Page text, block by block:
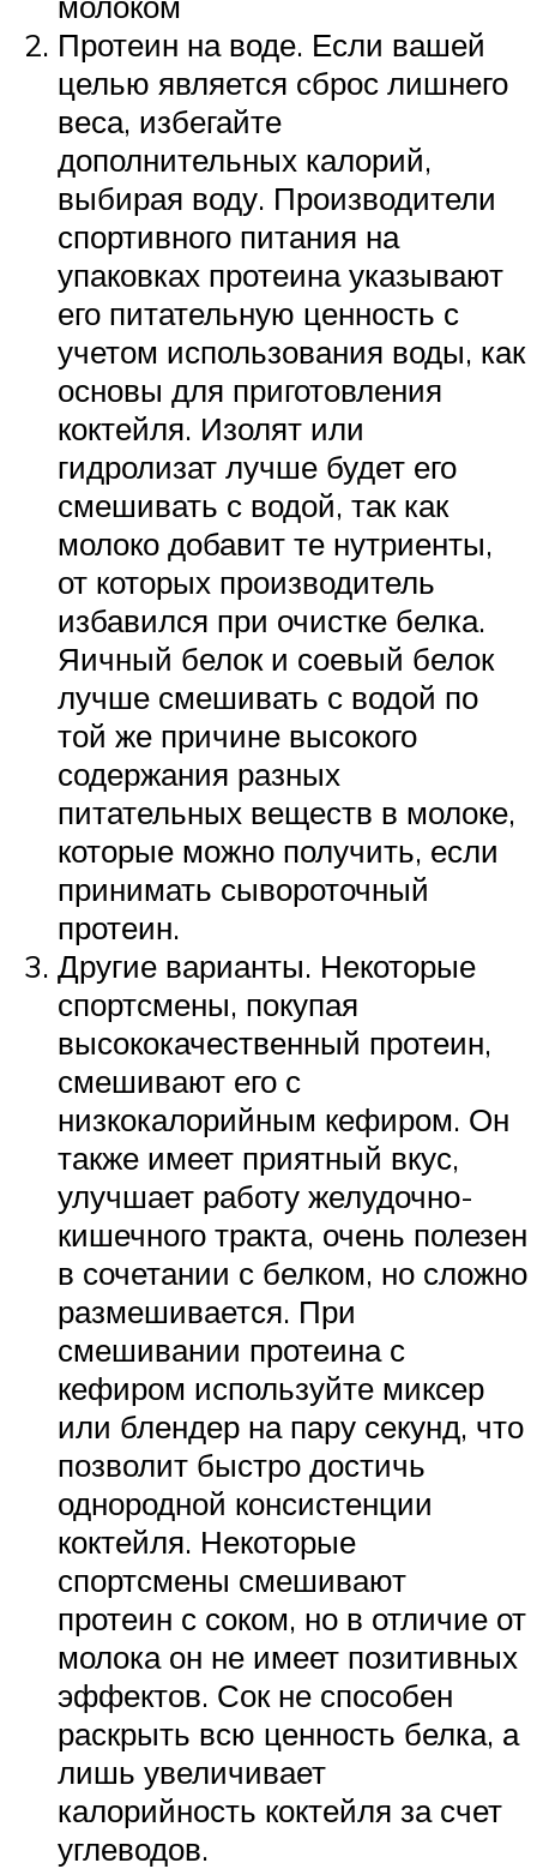
Протеин на воде. Если вашей
целью является сброс лишнего
веса, избегайте
дополнительных калорий,
выбирая воду. Производители
спортивного питания на
упаковках протеина указывают
его питательную ценность с
учетом использования воды, как
основы для приготовления
коктейля. Изолят или
гидролизат лучше будет его
смешивать с водой, так как
молоко добавит те нутриенты,
от которых производитель
избавился при очистке белка.
Яичный белок и соевый белок
лучше смешивать с водой по
той же причине высокого
содержания разных
питательных веществ в молоке,
которые можно получить, если
принимать сывороточный
протеин.
Другие варианты. Некоторые
спортсмены, покупая
высококачественный протеин,
смешивают его с
низкокалорийным кефиром. Он
также имеет приятный вкус,
улучшает работу желудочно-
кишечного тракта, очень полезен
в сочетании с белком, но сложно
размешивается. При
смешивании протеина с
кефиром используйте миксер
или блендер на пару секунд, что
позволит быстро достичь
однородной консистенции
коктейля. Некоторые
спортсмены смешивают
протеин с соком, но в отличие от
молока он не имеет позитивных
эффектов. Сок не способен
раскрыть всю ценность белка, а
лишь увеличивает
калорийность коктейля за счет
углеводов.